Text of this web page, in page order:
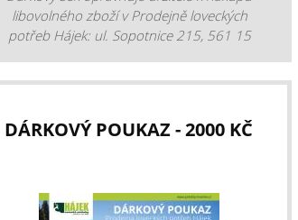
libovolného zboží v Prodejně loveckých
potřeb Hájek: ul. Sopotnice 215, 561 15
DÁRKOVÝ POUKAZ - 2000 KČ